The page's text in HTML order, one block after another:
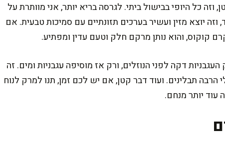
כל היופי בבישול ביתי. לגרסה בריא יותר, אני מוותרת על
וטוחנת יחד, וזה יוצא מזין ועשיר בערכים תזונתיים עם סמיכות טבעית. אם
דקה לפני הנוזלים, ורק אז מוסיפה עגבניות ומים. זה
תבלינים. ועוד דבר קטן, אם יש לכם זמן, תנו למרק לנוח